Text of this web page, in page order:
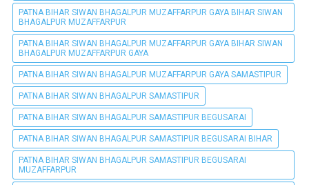
PATNA BIHAR SIWAN BHAGALPUR MUZAFFARPUR GAYA BIHAR SIWAN
BHAGALPUR MUZAFFARPUR
PATNA BIHAR SIWAN BHAGALPUR MUZAFFARPUR GAYA BIHAR SIWAN
BHAGALPUR MUZAFFARPUR GAYA
PATNA BIHAR SIWAN BHAGALPUR MUZAFFARPUR GAYA SAMASTIPUR
PATNA BIHAR SIWAN BHAGALPUR SAMASTIPUR
PATNA BIHAR SIWAN BHAGALPUR SAMASTIPUR BEGUSARAI
PATNA BIHAR SIWAN BHAGALPUR SAMASTIPUR BEGUSARAI BIHAR
PATNA BIHAR SIWAN BHAGALPUR SAMASTIPUR BEGUSARAI
MUZAFFARPUR